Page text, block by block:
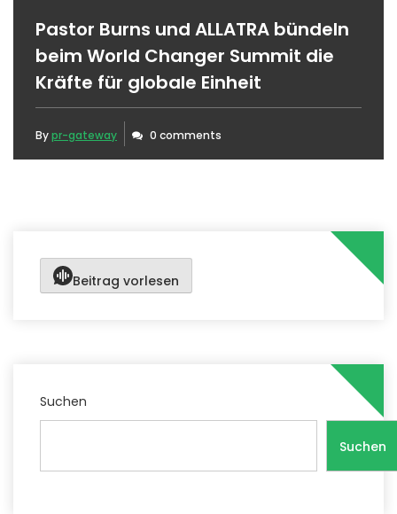
Pastor Burns und ALLATRA bündeln
beim World Changer Summit die
Kräfte für globale Einheit
Bypr-gateway 0 comments
Beitrag vorlesen
Suchen
Suchen